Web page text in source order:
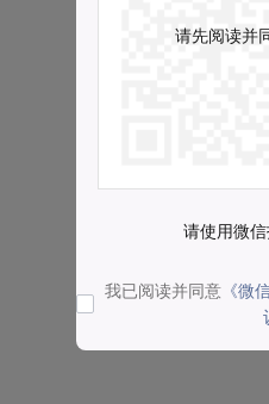
请先阅读并
请使用微
我已阅读并同意 《微